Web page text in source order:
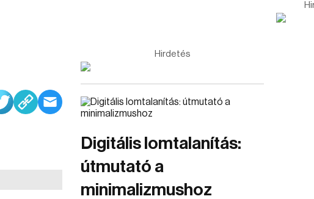
Hirdetés
Digitális lomtalanítás:
útmutató a
minimalizmushoz